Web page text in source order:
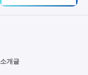
소개글